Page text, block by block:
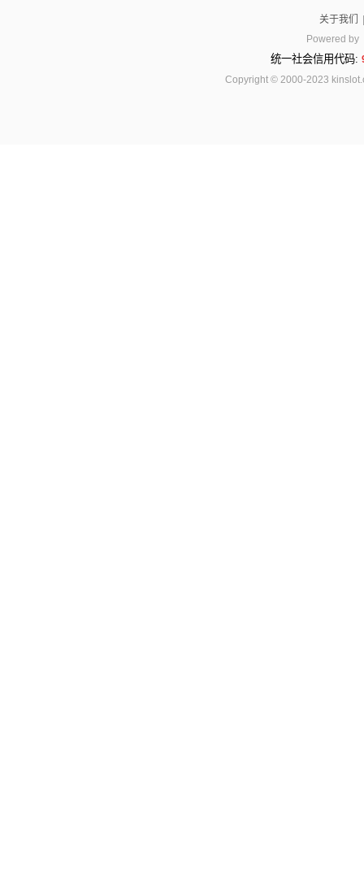
关于我们
Powered by
统一社会信用代码:
Copyright © 2000-2023